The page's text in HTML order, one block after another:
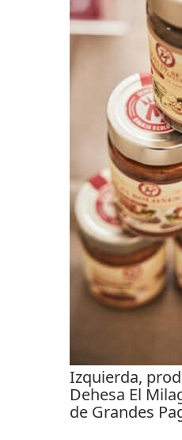
Izquierda,
Dehesa El
de Grandes